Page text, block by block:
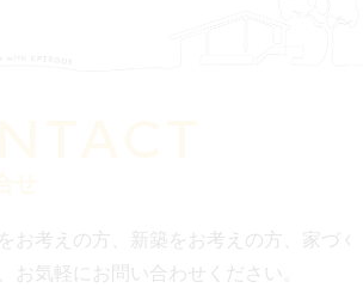
お考えの方、新築をお考えの方、家づ
お気軽にお問い合わせください。